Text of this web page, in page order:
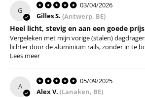
G
03/04/2026
Gilles S. (Antwerp, BE)
Heel licht, stevig en aan een goede prijs
Vergeleken met mijn vorige (stalen)
lichter door de aluminium rails, zonder in te
Lees meer
A
05/09/2025
Alex V. (Lanaken, BE)